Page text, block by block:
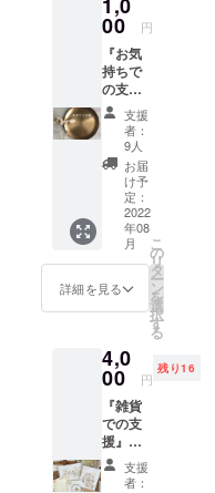
ける時のわ
くわくを皆
さまにお届
けする場と
して。。。
いろいろな
一期一会を
大切に…✧
森の中の隠
れ家のよう
なナチュラ
ルな雑貨店
を目指して
2019年9月よ
り本格的に
移動雑貨店
としてス
タート。
現在は実店
1,0
00 円
『お気
持ちで
の支
援』 く
るもり
雑貨店
店主・
くるみ
さんよ
りお礼
のメー
ルをお
送りし
ます。
支援
者：
9人
お届
け予
定：
2022
年08
月
詳細を見る
こ
の
リ
タ
ー
ン
を
選
択
す
る
4,0
00 円
残り16
『雑貨
での支
援』
OPEN
記念・
支援
者：